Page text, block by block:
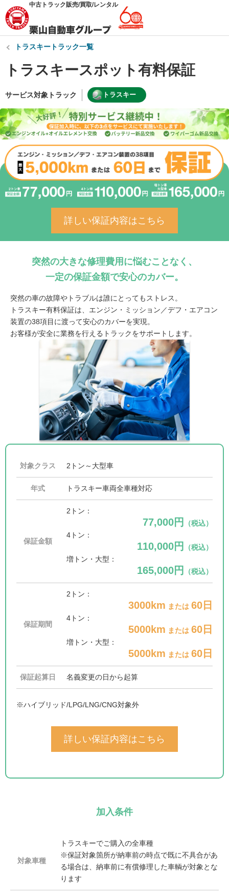
中古トラック販売/買取/レンタル
トラスキートラック一覧
トラスキースポット有料保証
サービス対象トラック トラスキー
詳しい保証内容はこちら
突然の大きな修理費用に悩むことなく、
一定の保証金額で安心のカバー。
突然の車の故障やトラブルは誰にとってもストレス。
トラスキー有料保証は、エンジン・ミッション／デフ・エアコン
装置の38項目に渡って安心のカバーを実現。
お客様が安全に業務を行えるトラックをサポートします。
対象クラス 2トン～大型車
年式 トラスキー車両全車種対応
保証金額
2トン：
77,000円
（税込）
4トン：
110,000円
（税込）
増トン・大型：
165,000円 （税込）
保証期間
2トン：
3000km または 60日
4トン：
5000km または 60日
増トン・大型：
5000km または 60日
保証起算日 名義変更の日から起算
※ハイブリッド/LPG/LNG/CNG対象外
詳しい保証内容はこちら
加入条件
対象車種
トラスキーでご購入の全車種
※保証対象箇所が納車前の時点で既に不具合があ
る場合は、納車前に有償修理した車輌が対象とな
ります